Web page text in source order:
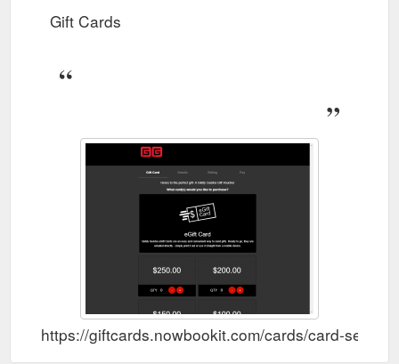
Gift Cards
https://giftcards.nowbookit.com/cards/card-